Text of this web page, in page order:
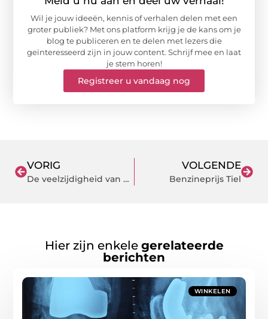
Wil je jouw ideeën, kennis of verhalen delen met een
groter publiek? Met ons platform krijg je de kans om je
blog te publiceren en te delen met lezers die
geïnteresseerd zijn in jouw content. Schrijf mee en laat
je stem horen!
Registreer u vandaag nog
VORIG
De veelzijdigheid van op maat gemaakte kartonnen dozen: De perfecte verpakkingsoplossing voor elke b
VOLGENDE
Benzineprijs Tiel
Hier zijn enkele gerelateerde
berichten
WINKELEN